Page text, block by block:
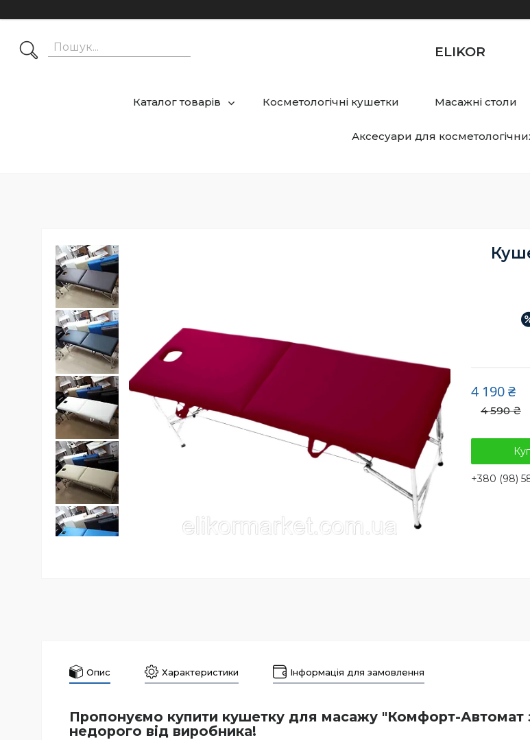
ELIKOR
Каталог товарів Косметологічні кушетки Масажні столи
Аксесуари для
4 590 ₴
4 190 ₴
+380 (98)
Опис Характеристики Інформація для замовлення
Пропонуємо купити кушетку для масажу "Комфорт-Автомат
недорого від виробника!